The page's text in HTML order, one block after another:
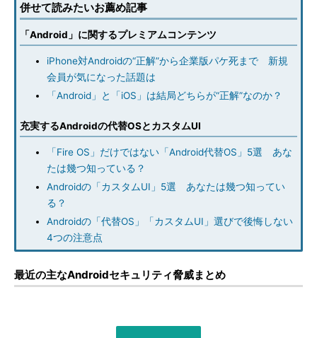
併せて読みたいお薦め記事
「Android」に関するプレミアムコンテンツ
iPhone対Androidの“正解”から企業版パケ死まで 新規
会員が気になった話題は
「Android」と「iOS」は結局どちらが“正解”なのか？
充実するAndroidの代替OSとカスタムUI
「Fire OS」だけではない「Android代替OS」5選 あな
たは幾つ知っている？
Androidの「カスタムUI」5選 あなたは幾つ知ってい
る？
Androidの「代替OS」「カスタムUI」選びで後悔しない
4つの注意点
最近の主なAndroidセキュリティ脅威まとめ